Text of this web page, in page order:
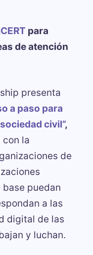
para
de atención
presenta
a paso para
civil”,
con la
de
puedan
a las
digital de las
y luchan.